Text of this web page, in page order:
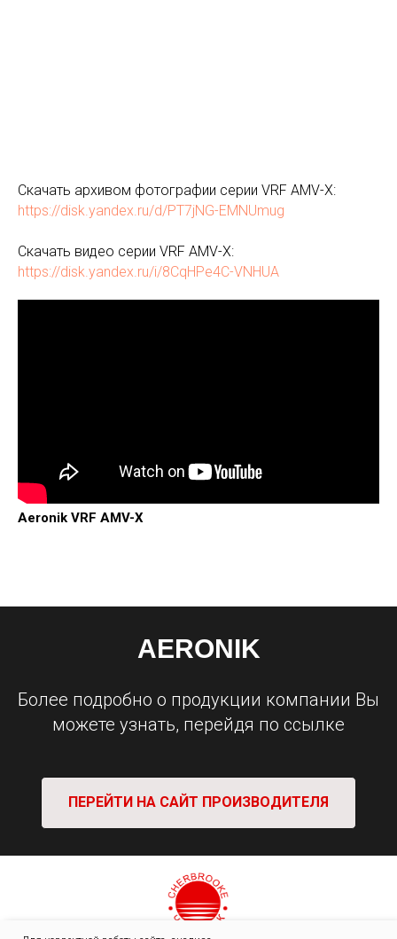
Скачать архивом фотографии серии VRF AMV-X:
https://disk.yandex.ru/d/PT7jNG-EMNUmug
Скачать видео серии VRF AMV-X:
https://disk.yandex.ru/i/8CqHPe4C-VNHUA
Aeronik VRF AMV-X
AERONIK
Более подробно о продукции компании Вы
можете узнать, перейдя по ссылке
ПЕРЕЙТИ НА САЙТ ПРОИЗВОДИТЕЛЯ